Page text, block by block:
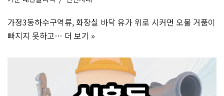
가정3동하수구역류, 화장실 바닥 유가 위로 시커먼 오물 거품이
빠지지 못하고… 더 보기 »